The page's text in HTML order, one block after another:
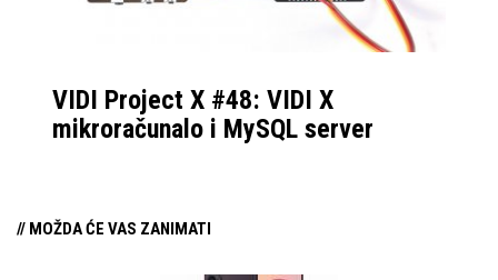
VIDI Project X #48: VIDI X
mikroračunalo i MySQL server
// MOŽDA ĆE VAS ZANIMATI